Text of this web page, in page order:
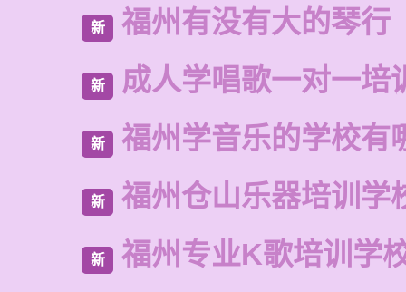
新 福州有没有大的琴行
新 成人学唱歌一对一培
新 福州学音乐的学校有
新 福州仓山乐器培训学
新 福州专业K歌培训学